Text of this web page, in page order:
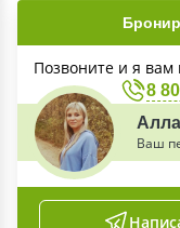
Позвоните и я вам
8
Ваш